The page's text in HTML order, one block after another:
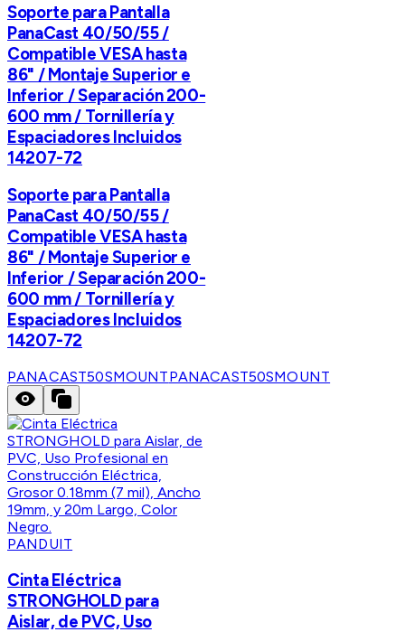
Soporte para Pantalla
PanaCast 40/50/55 /
Compatible VESA hasta
86" / Montaje Superior e
Inferior / Separación 200-
600 mm / Tornillería y
Espaciadores Incluidos
14207-72
Soporte para Pantalla
PanaCast 40/50/55 /
Compatible VESA hasta
86" / Montaje Superior e
Inferior / Separación 200-
600 mm / Tornillería y
Espaciadores Incluidos
14207-72
PANACAST50SMOUNTPANACAST50SMOUNT
PANDUIT
Cinta Eléctrica
STRONGHOLD para
Aislar, de PVC, Uso